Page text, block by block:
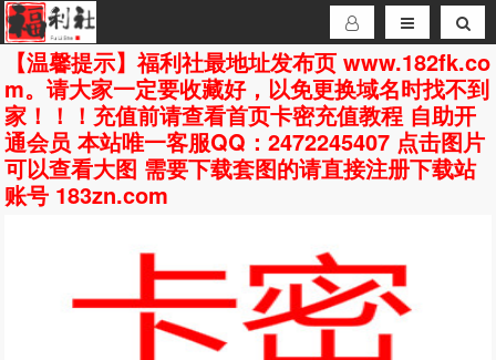
【温馨提示】福利社最地址发布页 www.182fk.co
m。请大家一定要收藏好，以免更换域名时找不到
家！！！充值前请查看首页卡密充值教程 自助开
通会员 本站唯一客服QQ：2472245407 点击图片
可以查看大图 需要下载套图的请直接注册下载站
账号 183zn.com